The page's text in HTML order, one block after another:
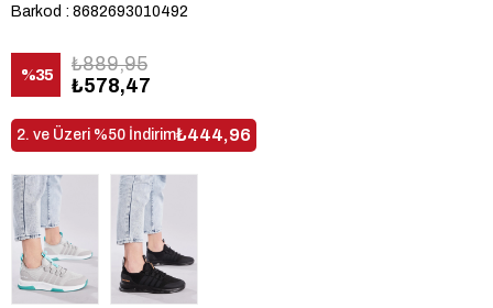
Barkod : 8682693010492
%35
İndirim
₺889,95
₺578,47
2. ve Üzeri %50 İndirim₺444,96